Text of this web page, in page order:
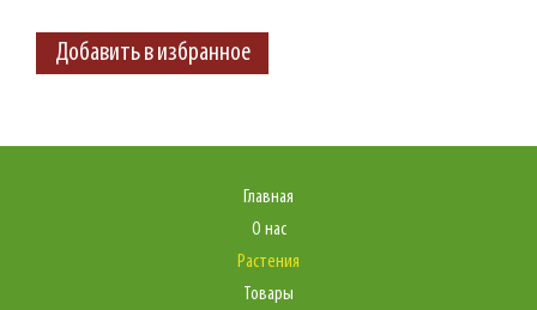
Добавить в избранное
Главная
О нас
Растения
Товары